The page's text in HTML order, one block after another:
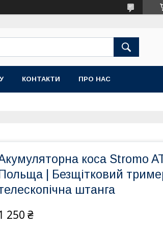
КОНТАКТИ ПРО НАС
коса Stromo
| Безщітковий
штанга
250 ₴